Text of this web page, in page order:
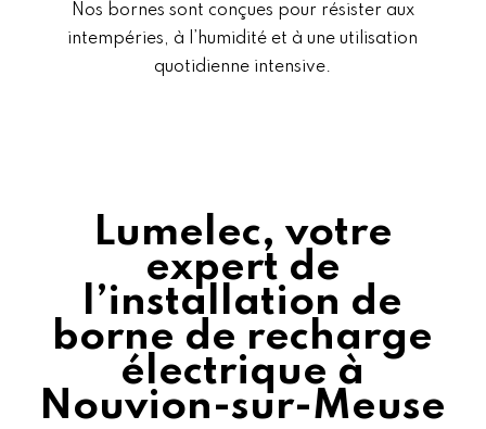
Nos bornes sont conçues pour résister aux
intempéries, à l’humidité et à une utilisation
quotidienne intensive.
Lumelec, votre
expert de
l’installation de
borne de recharge
électrique à
Nouvion-sur-Meuse